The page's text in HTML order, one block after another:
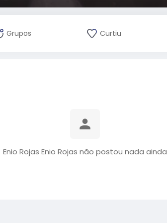
Grupos Curtiu
Enio Rojas Enio Rojas não postou nada ainda